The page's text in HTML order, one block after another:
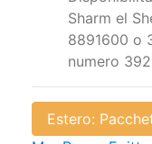
Sharm el
8891600 o
numero
Estero:
Mar Rosso